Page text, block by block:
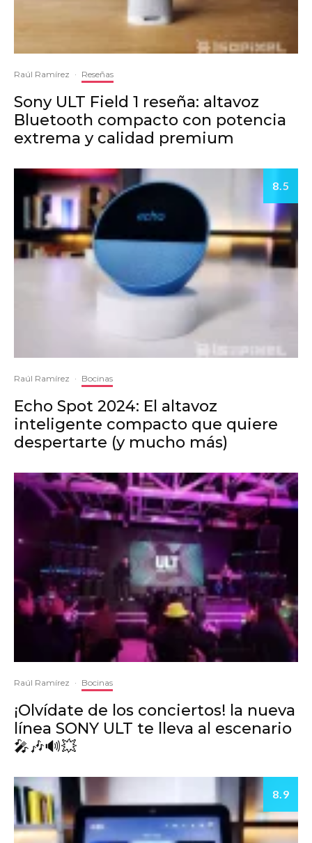
Raúl Ramírez · Reseñas
Sony ULT Field 1 reseña: altavoz
Bluetooth compacto con potencia
extrema y calidad premium
8.5
Raúl Ramírez · Bocinas
Echo Spot 2024: El altavoz
inteligente compacto que quiere
despertarte (y mucho más)
Raúl Ramírez · Bocinas
¡Olvídate de los conciertos! la nueva
línea SONY ULT te lleva al escenario
🎤🎶🔊💥
8.9